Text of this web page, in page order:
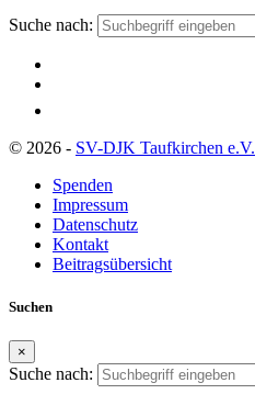
Suche nach:
© 2026 - SV-DJK Taufkirchen e.V.
Spenden
Impressum
Datenschutz
Kontakt
Beitragsübersicht
Suchen
×
Suche nach: